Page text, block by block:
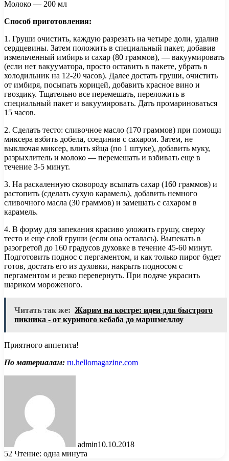
Молоко — 200 мл
Способ приготовления:
1. Груши очистить, каждую разрезать на четыре доли, удалив
сердцевины. Затем положить в специальный пакет, добавив
измельченный имбирь и сахар (80 граммов), — вакуумировать
(если нет вакууматора, просто оставить в пакете, убрать в
холодильник на 12-20 часов). Далее достать груши, очистить
от имбиря, посыпать корицей, добавить красное вино и
гвоздику. Тщательно все перемешать, переложить в
специальный пакет и вакуумировать. Дать промариноваться
15 часов.
2. Сделать тесто: сливочное масло (170 граммов) при помощи
миксера взбить добела, соединив с сахаром. Затем, не
выключая миксер, влить яйца (по 1 штуке), добавить муку,
разрыхлитель и молоко — перемешать и взбивать еще в
течение 3-5 минут.
3. На раскаленную сковороду всыпать сахар (160 граммов) и
растопить (сделать сухую карамель), добавить немного
сливочного масла (30 граммов) и замешать с сахаром в
карамель.
4. В форму для запекания красиво уложить грушу, сверху
тесто и еще слой груши (если она осталась). Выпекать в
разогретой до 160 градусов духовке в течение 45-60 минут.
Подготовить поднос с пергаментом, и как только пирог будет
готов, достать его из духовки, накрыть подносом с
пергаментом и резко перевернуть. При подаче украсить
шариком мороженого.
Читать так же: Жарим на костре: идеи для быстрого
пикника - от куриного кебаба до маршмеллоу
Приятного аппетита!
По материалам: ru.hellomagazine.com
admin10.10.2018
52 Чтение: одна минута